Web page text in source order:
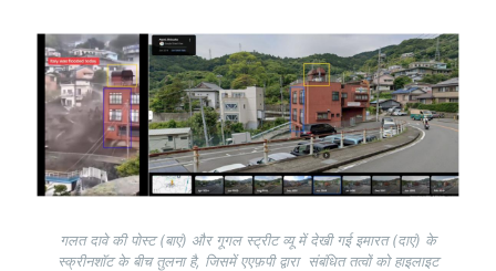
Image
गलत दावे की पोस्ट (बाएं) और गूगल स्ट्रीट व्यू में देखी गई इमारत (दाएं) के
स्क्रीनशॉट के बीच तुलना है, जिसमें एएफ़पी द्वारा संबंधित तत्वों को हाइलाइट